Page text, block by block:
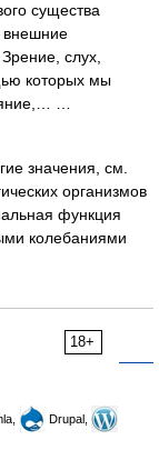
существа
слух,
которых мы
…
значения, см.
организмов
функция
колебаниями
18+
Drupal,